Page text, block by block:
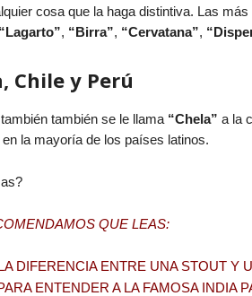
cosa que la haga distintiva. Las
“Lagarto”, “Birra”, “Cervatana”,
Chile y Perú
también se le llama “Chela” a la
la mayoría de los países latinos.
QUE LEAS:
DIFERENCIA ENTRE UNA STOUT Y
ENTENDER A LA FAMOSA INDIA